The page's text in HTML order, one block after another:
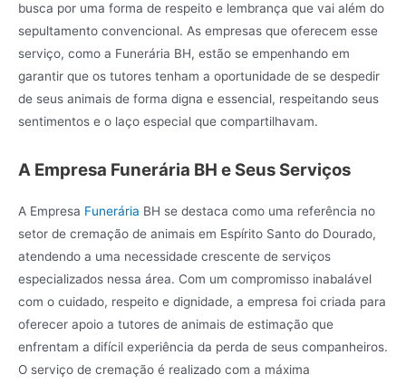
busca por uma forma de respeito e lembrança que vai além do
sepultamento convencional. As empresas que oferecem esse
serviço, como a Funerária BH, estão se empenhando em
garantir que os tutores tenham a oportunidade de se despedir
de seus animais de forma digna e essencial, respeitando seus
sentimentos e o laço especial que compartilhavam.
A Empresa Funerária BH e Seus Serviços
A Empresa Funerária BH se destaca como uma referência no
setor de cremação de animais em Espírito Santo do Dourado,
atendendo a uma necessidade crescente de serviços
especializados nessa área. Com um compromisso inabalável
com o cuidado, respeito e dignidade, a empresa foi criada para
oferecer apoio a tutores de animais de estimação que
enfrentam a difícil experiência da perda de seus companheiros.
O serviço de cremação é realizado com a máxima